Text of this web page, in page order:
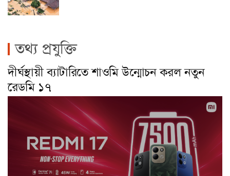
তথ্য প্রযুক্তি
দীর্ঘস্থায়ী ব্যাটারিতে শাওমি উন্মোচন করল নতুন
রেডমি ১৭